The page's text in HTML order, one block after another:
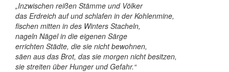
„Inzwischen reißen Stämme und Völker
das Erdreich auf und schlafen in der Kohlenmine,
fischen mitten in des Winters Stacheln,
nageln Nägel in die eigenen Särge
errichten Städte, die sie nicht bewohnen,
säen aus das Brot, das sie morgen nicht besitzen,
sie streiten über Hunger und Gefahr.“